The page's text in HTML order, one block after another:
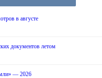
в августе
документов летом
— 2026